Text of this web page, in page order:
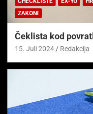
ZAKONI
Čeklista kod
15. Juli 2024 Redakcija